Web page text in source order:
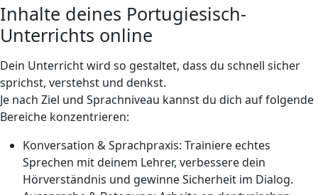
Inhalte deines Portugiesisch-
Unterrichts online
Dein Unterricht wird so gestaltet, dass du schnell sicher
sprichst, verstehst und denkst.
Je nach Ziel und Sprachniveau kannst du dich auf folgende
Bereiche konzentrieren:
Konversation & Sprachpraxis: Trainiere echtes
Sprechen mit deinem Lehrer, verbessere dein
Hörverständnis und gewinne Sicherheit im Dialog.